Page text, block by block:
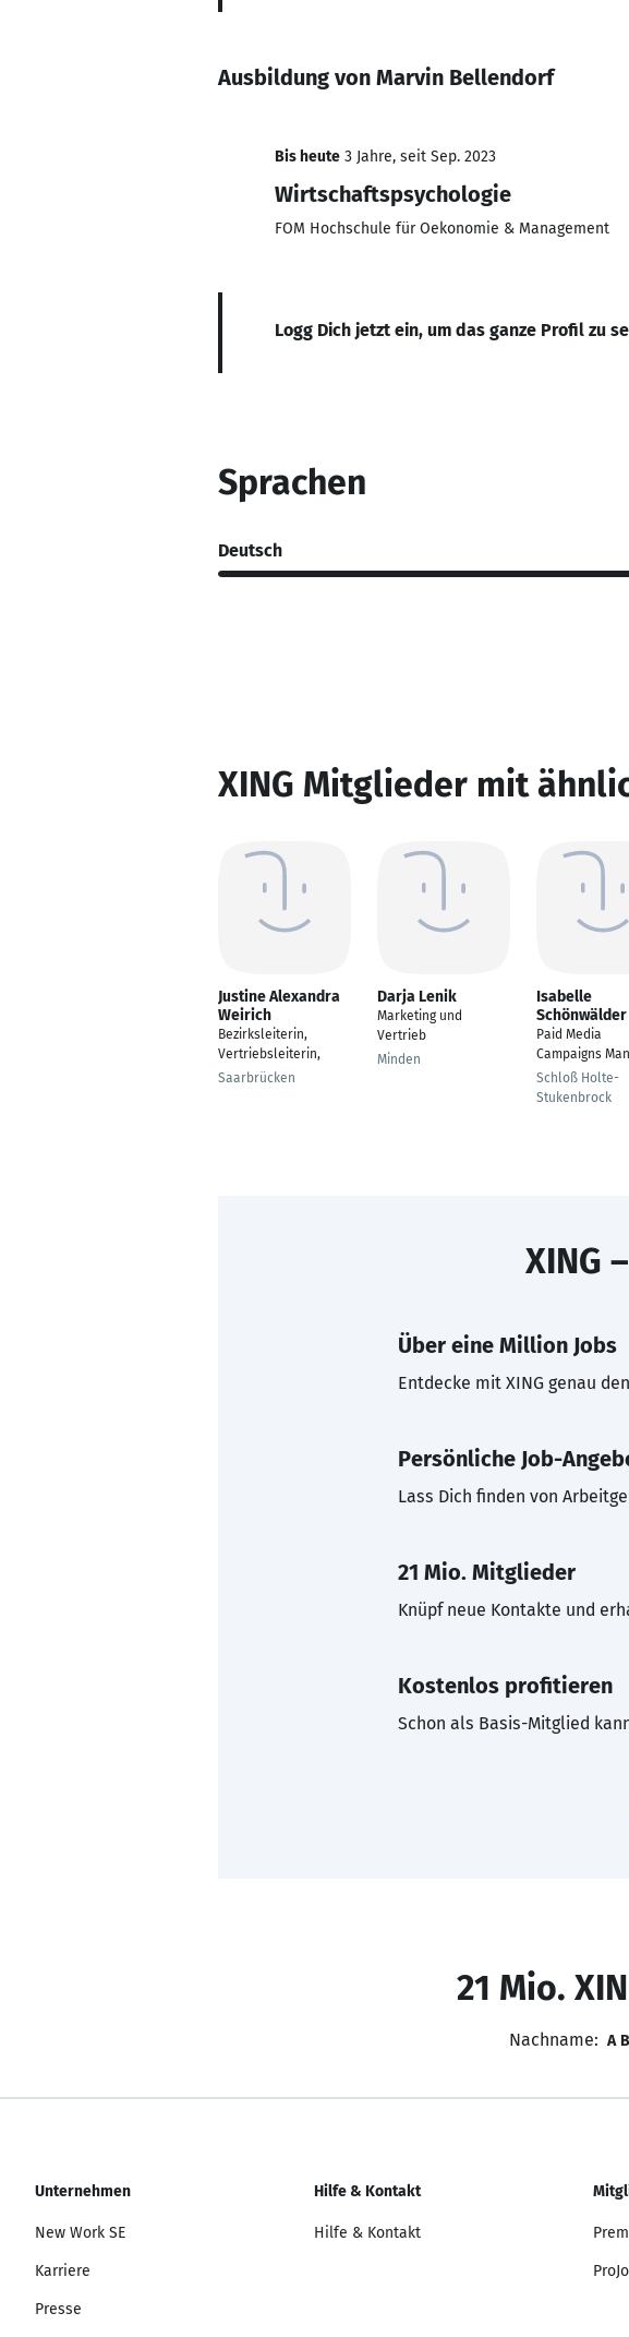
Ausbildung von Marvin Bellendorf
Bis heute 3 Jahre, seit Sep. 2023
Wirtschaftspsychologie
FOM Hochschule für Oekonomie & Management
Logg Dich jetzt ein, um das ganze Profil zu
Sprachen
Deutsch
XING Mitglieder mit
Justine Alexandra
Weirich
Bezirksleiterin,
Vertriebsleiterin,
Saarbrücken
Darja Lenik
Marketing und
Vertrieb
Minden
Isabelle
Schönwälder
Paid Media
Campaigns
Schloß Holte-
Stukenbrock
XING
Über eine Million Jobs
Entdecke mit XING genau
Persönliche Job-
Lass Dich finden von
21 Mio. Mitglieder
Knüpf neue Kontakte und
Kostenlos profitieren
Schon als Basis-Mitglied
21 Mio.
Nachname: A B
Unternehmen
New Work SE
Karriere
Presse
Hilfe & Kontakt
Hilfe & Kontakt